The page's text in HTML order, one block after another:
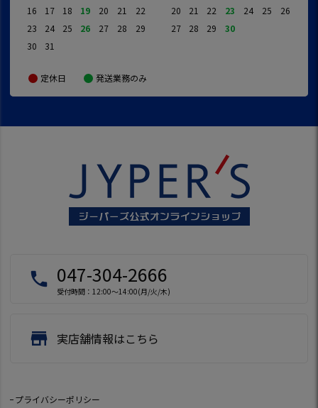
16
17 18 19 20 21
22
23
24 25 26 27 28
29
30
31
20
21 22 23 24 25
26
27
28 29 30
定休日 発送業務のみ
local_phone 047-304-2666
受付時間：12:00～14:00(月/火/木)
store 実店舗情報はこちら
プライバシーポリシー